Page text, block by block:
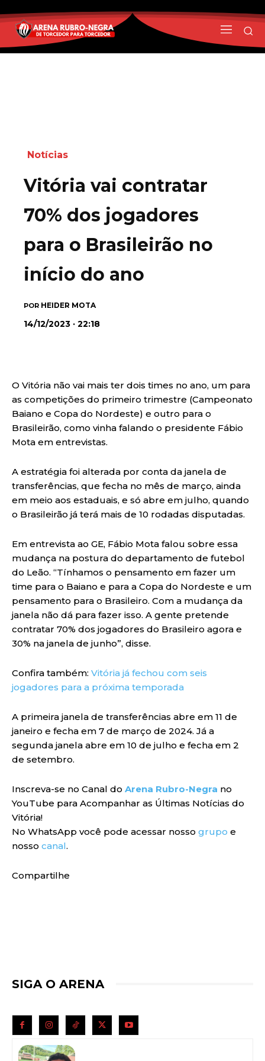
Notícias
Vitória vai contratar
70% dos jogadores
para o Brasileirão no
início do ano
POR HEIDER MOTA
14/12/2023 · 22:18
O Vitória não vai mais ter dois times no ano, um para
as competições do primeiro trimestre (Campeonato
Baiano e Copa do Nordeste) e outro para o
Brasileirão, como vinha falando o presidente Fábio
Mota em entrevistas.
A estratégia foi alterada por conta da janela de
transferências, que fecha no mês de março, ainda
em meio aos estaduais, e só abre em julho, quando
o Brasileirão já terá mais de 10 rodadas disputadas.
Em entrevista ao GE, Fábio Mota falou sobre essa
mudança na postura do departamento de futebol
do Leão. “Tínhamos o pensamento em fazer um
time para o Baiano e para a Copa do Nordeste e um
pensamento para o Brasileiro. Com a mudança da
janela não dá para fazer isso. A gente pretende
contratar 70% dos jogadores do Brasileiro agora e
30% na janela de junho”, disse.
Confira também: Vitória já fechou com seis
jogadores para a próxima temporada
A primeira janela de transferências abre em 11 de
janeiro e fecha em 7 de março de 2024. Já a
segunda janela abre em 10 de julho e fecha em 2
de setembro.
Inscreva-se no Canal do Arena Rubro-Negra no
YouTube para Acompanhar as Últimas Notícias do
Vitória!
No WhatsApp você pode acessar nosso grupo e
nosso canal.
Compartilhe
SIGA O ARENA